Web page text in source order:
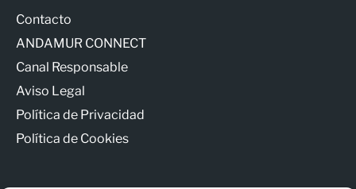
Contacto
ANDAMUR CONNECT
Canal Responsable
Aviso Legal
Política de Privacidad
Política de Cookies